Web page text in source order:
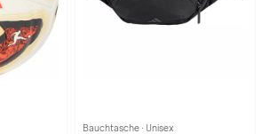
Bauchtasche · Unisex